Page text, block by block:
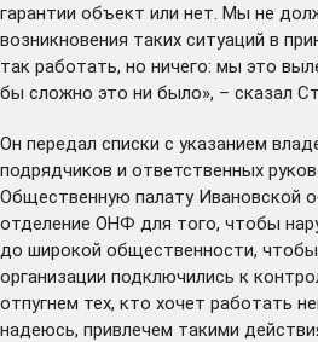
гарантии объект или нет. Мы не
возникновения таких ситуаций в
так работать, но ничего: мы это
бы сложно это ни было», – сказал
Он передал списки с указанием
подрядчиков и ответственных
Общественную палату Ивановской
отделение ОНФ для того, чтобы
до широкой общественности,
организации подключились к
отпугнем тех, кто хочет работать
надеюсь, привлечем такими